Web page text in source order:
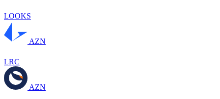
LOOKS
AZN
LRC
AZN